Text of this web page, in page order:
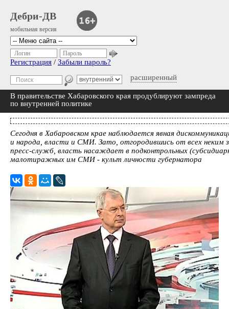
Дебри-ДВ
мобильная версия
расширенный
Логин Пароль
Регистрация / Забыли пароль?
В правительстве Хабаровского края продублируют зампреда
по внутренней политике
Сегодня в Хабаровском крае наблюдается явная
и народа, власти и СМИ. Зато, отгородившись от всех неким
пресс-служб, власть насаждает в подконтрольных
малотиражных им СМИ - культ личности губернатора